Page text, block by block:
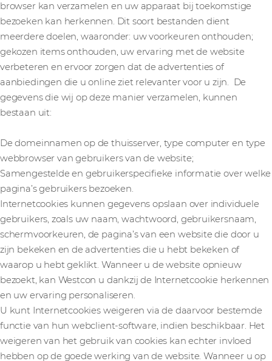
browser kan verzamelen en uw apparaat bij toekomstige
bezoeken kan herkennen. Dit soort bestanden dient
meerdere doelen, waaronder: uw voorkeuren onthouden;
gekozen items onthouden, uw ervaring met de website
verbeteren en ervoor zorgen dat de advertenties of
aanbiedingen die u online ziet relevanter voor u zijn. De
gegevens die wij op deze manier verzamelen, kunnen
bestaan uit:
De domeinnamen op de thuisserver, type computer en type
webbrowser van gebruikers van de website;
Samengestelde en gebruikerspecifieke informatie over welke
pagina’s gebruikers bezoeken.
Internetcookies kunnen gegevens opslaan over individuele
gebruikers, zoals uw naam, wachtwoord, gebruikersnaam,
schermvoorkeuren, de pagina’s van een website die door u
zijn bekeken en de advertenties die u hebt bekeken of
waarop u hebt geklikt. Wanneer u de website opnieuw
bezoekt, kan Westcon u dankzij de Internetcookie herkennen
en uw ervaring personaliseren.
U kunt Internetcookies weigeren via de daarvoor bestemde
functie van hun webclient-software, indien beschikbaar. Het
weigeren van het gebruik van cookies kan echter invloed
hebben op de goede werking van de website. Wanneer u op